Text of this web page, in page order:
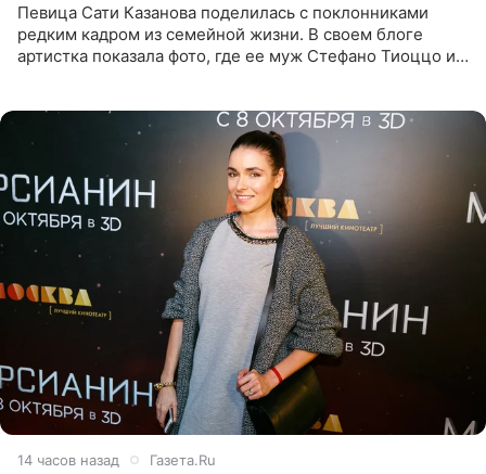
Певица Сати Казанова поделилась с поклонниками
редким кадром из семейной жизни. В своем блоге
артистка показала фото, где ее муж Стефано Тиоццо и
14 часов назад Газета.Ru